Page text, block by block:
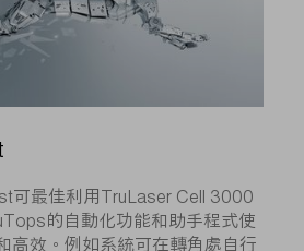
可最佳利用TruLaser Cell 3000
的自動化功能和助手程式使
高效。例如系統可在轉角處自行